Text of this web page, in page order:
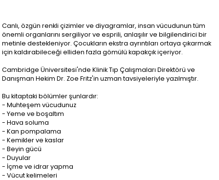
Canlı, özgün renkli çizimler ve diyagramlar, insan vücudunun tüm
önemli organlarını sergiliyor ve esprili, anlaşılır ve bilgilendirici bir
metinle destekleniyor. Çocukların ekstra ayrıntıları ortaya çıkarmak
için kaldırabileceği elliden fazla gömülü kapakçık içeriyor.
Cambridge Üniversitesi'nde Klinik Tıp Çalışmaları Direktörü ve
Danışman Hekim Dr. Zoe Fritz'in uzman tavsiyeleriyle yazılmıştır.
Bu kitaptaki bölümler şunlardır:
- Muhteşem vücudunuz
- Yeme ve boşaltım
- Hava soluma
- Kan pompalama
- Kemikler ve kaslar
- Beyin gücü
- Duyular
- İçme ve idrar yapma
- Vücut kelimeleri